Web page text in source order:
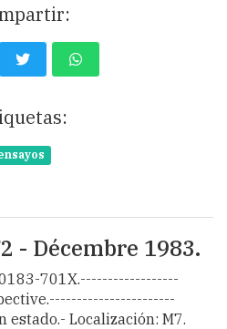
- Décembre 1983.
701X.------------------
Localización: M7.